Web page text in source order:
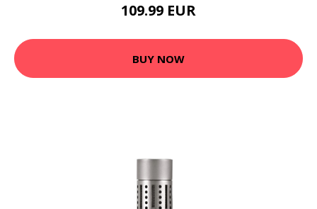
109.99 EUR
BUY NOW